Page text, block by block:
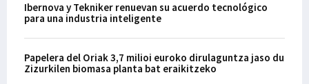
Ibernova y Tekniker renuevan su acuerdo tecnológico
para una industria inteligente
Papelera del Oriak 3,7 milioi euroko dirulaguntza jaso du
Zizurkilen biomasa planta bat eraikitzeko